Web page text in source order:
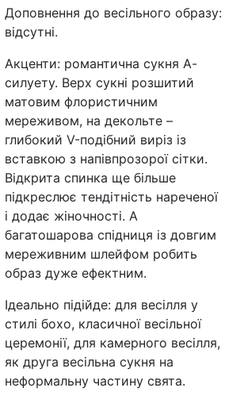
Доповнення до весільного образу:
відсутні.
Акценти: романтична сукня А-
силуету. Верх сукні розшитий
матовим флористичним
мереживом, на декольте –
глибокий V-подібний виріз із
вставкою з напівпрозорої сітки.
Відкрита спинка ще більше
підкреслює тендітність нареченої
і додає жіночності. А
багатошарова спідниця із довгим
мереживним шлейфом робить
образ дуже ефектним.
Ідеально підійде: для весілля у
стилі бохо, класичної весільної
церемонії, для камерного весілля,
як друга весільна сукня на
неформальну частину свята.